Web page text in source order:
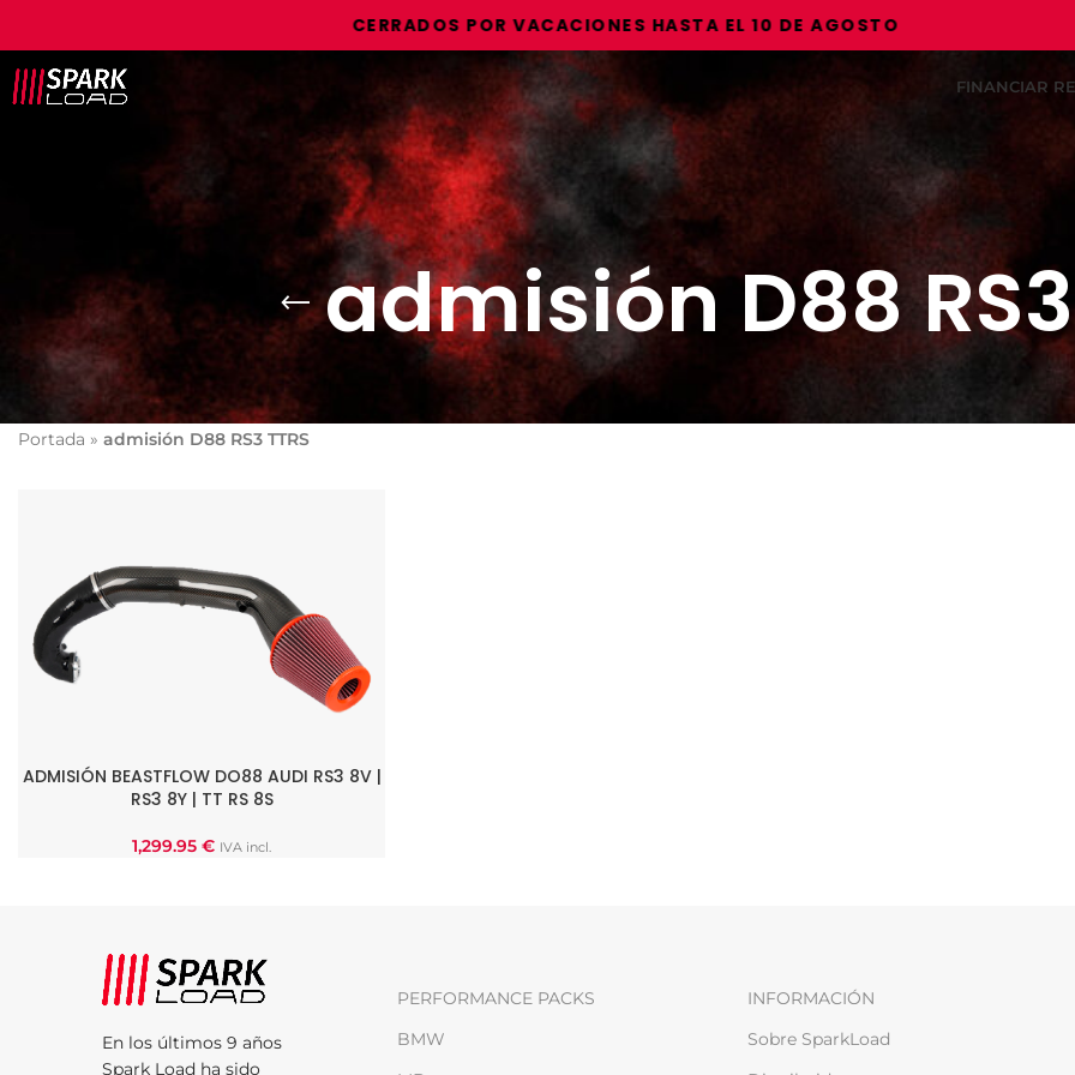
CERRADOS POR VACACIONES HASTA EL 10 DE AGOSTO
FINANCIAR
admisión D88 RS3
Portada » admisión D88 RS3 TTRS
AÑADIR AL CARRITO
ADMISIÓN BEASTFLOW DO88 AUDI RS3 8V |
RS3 8Y | TT RS 8S
1,299.95 € IVA incl.
En los últimos 9 años
Spark Load ha sido
PERFORMANCE PACKS
BMW
INFORMACIÓN
Sobre SparkLoad